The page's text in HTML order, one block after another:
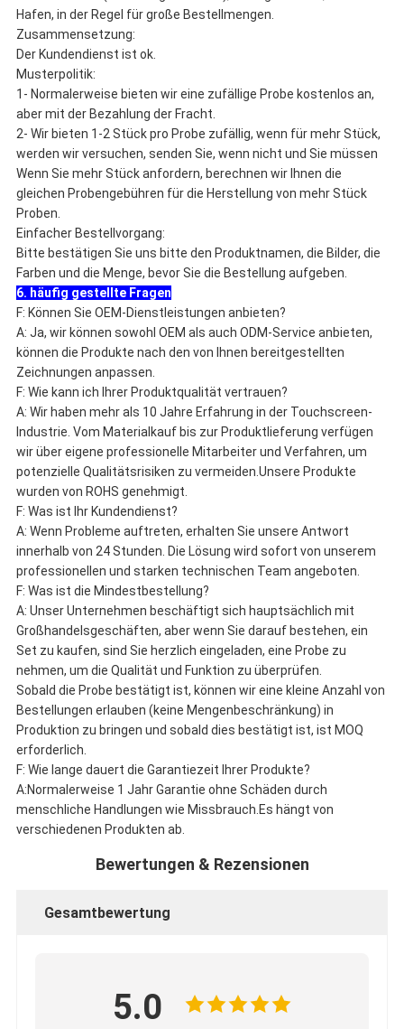
Hafen, in der Regel für große Bestellmengen.
Zusammensetzung:
Der Kundendienst ist ok.
Musterpolitik:
1- Normalerweise bieten wir eine zufällige Probe kostenlos an,
aber mit der Bezahlung der Fracht.
2- Wir bieten 1-2 Stück pro Probe zufällig, wenn für mehr Stück,
werden wir versuchen, senden Sie, wenn nicht und Sie müssen
Wenn Sie mehr Stück anfordern, berechnen wir Ihnen die
gleichen Probengebühren für die Herstellung von mehr Stück
Proben.
Einfacher Bestellvorgang:
Bitte bestätigen Sie uns bitte den Produktnamen, die Bilder, die
Farben und die Menge, bevor Sie die Bestellung aufgeben.
6. häufig gestellte Fragen
F: Können Sie OEM-Dienstleistungen anbieten?
A: Ja, wir können sowohl OEM als auch ODM-Service anbieten,
können die Produkte nach den von Ihnen bereitgestellten
Zeichnungen anpassen.
F: Wie kann ich Ihrer Produktqualität vertrauen?
A: Wir haben mehr als 10 Jahre Erfahrung in der Touchscreen-
Industrie. Vom Materialkauf bis zur Produktlieferung verfügen
wir über eigene professionelle Mitarbeiter und Verfahren, um
potenzielle Qualitätsrisiken zu vermeiden.Unsere Produkte
wurden von ROHS genehmigt.
F: Was ist Ihr Kundendienst?
A: Wenn Probleme auftreten, erhalten Sie unsere Antwort
innerhalb von 24 Stunden. Die Lösung wird sofort von unserem
professionellen und starken technischen Team angeboten.
F: Was ist die Mindestbestellung?
A: Unser Unternehmen beschäftigt sich hauptsächlich mit
Großhandelsgeschäften, aber wenn Sie darauf bestehen, ein
Set zu kaufen, sind Sie herzlich eingeladen, eine Probe zu
nehmen, um die Qualität und Funktion zu überprüfen.
Sobald die Probe bestätigt ist, können wir eine kleine Anzahl von
Bestellungen erlauben (keine Mengenbeschränkung) in
Produktion zu bringen und sobald dies bestätigt ist, ist MOQ
erforderlich.
F: Wie lange dauert die Garantiezeit Ihrer Produkte?
A:Normalerweise 1 Jahr Garantie ohne Schäden durch
menschliche Handlungen wie Missbrauch.Es hängt von
verschiedenen Produkten ab.
Bewertungen & Rezensionen
Gesamtbewertung
5.0